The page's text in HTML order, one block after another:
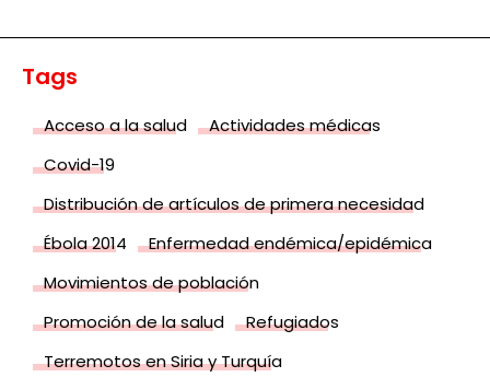
Tags
Acceso a la salud
Actividades médicas
Covid-19
Distribución de artículos de primera necesidad
Ébola 2014
Enfermedad endémica/epidémica
Movimientos de población
Promoción de la salud
Refugiados
Terremotos en Siria y Turquía